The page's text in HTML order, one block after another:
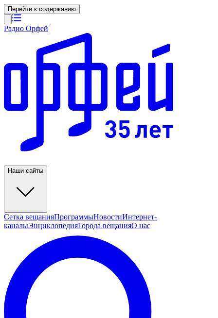
Перейти к содержанию
Радио Орфей
Наши сайты
Сетка вещанияПрограммыНовостиИнтернет-
каналыЭнциклопедияГорода вещанияО нас